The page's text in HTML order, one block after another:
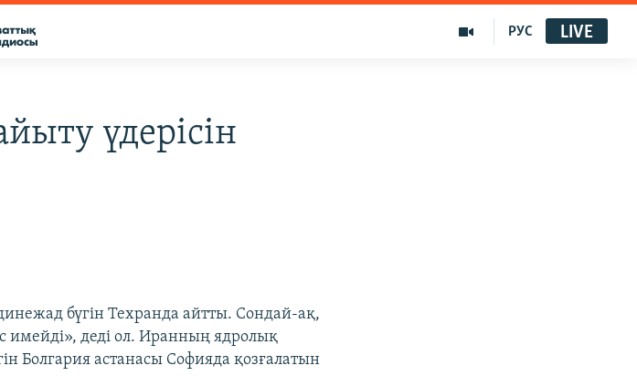
РУС LIVE
үдерісін
бүгін Техранда айтты. Сондай-ақ,
имейді», деді ол. Иранның ядролық
Болгария астанасы Софияда қозғалатын